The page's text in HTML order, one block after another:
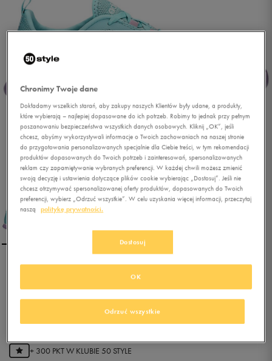
PURE W
59,99złz Vat
+ 300 PKT W KLUBIE 50 STYLE
Chronimy Twoje dane
Dokładamy wszelkich starań, aby zakupy naszych Klientów były udane, a produkty,
które wybierają – najlepiej dopasowane do ich potrzeb. Robimy to jednak przy pełnym
poszanowaniu bezpieczeństwa wszystkich danych osobowych. Kliknij „OK”, jeśli
chcesz, abyśmy wykorzystywali informacje o Twoich zachowaniach na naszej stronie
do przygotowania personalizowanych specjalnie dla Ciebie treści, w tym rekomendacji
produktów dopasowanych do Twoich potrzeb i zainteresowań, spersonalizowanych
reklam czy zapamiętywanie wybranych preferencji. W każdej chwili możesz zmienić
swoją decyzję i ustawienia dotyczące plików cookie wybierając „Dostosuj”. Jeśli nie
chcesz otrzymywać spersonalizowanej oferty produktów, dopasowanych do Twoich
preferencji, wybierz „Odrzuć wszystkie”. W celu uzyskania więcej informacji, przeczytaj
naszą
politykę prywatności.
Dostosuj
Odrzuć wszystkie
OK